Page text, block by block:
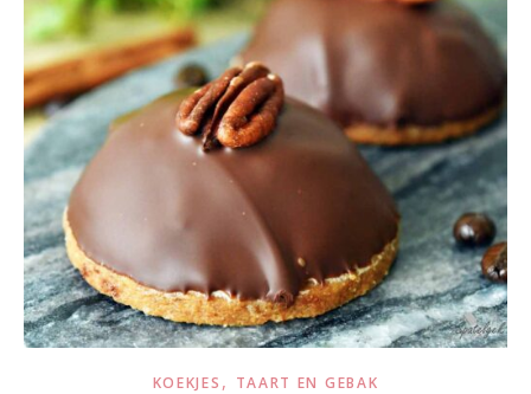
KOEKJES , TAART EN GEBAK